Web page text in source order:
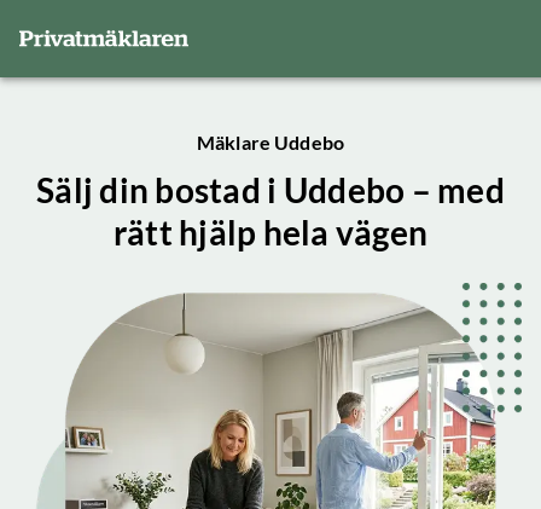
Mäklare Uddebo
Sälj din bostad i Uddebo – med
rätt hjälp hela vägen